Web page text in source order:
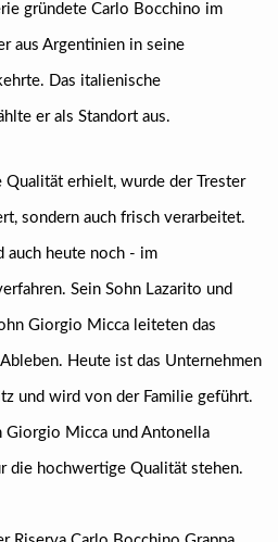
gründete Carlo Bocchino im
aus Argentinien in seine
Das italienische
er als Standort aus.
Qualität erhielt, wurde der Trester
sondern auch frisch verarbeitet.
heute noch - im
Sein Sohn Lazarito und
Giorgio Micca leiteten das
Heute ist das Unternehmen
und wird von der Familie geführt.
Giorgio Micca und Antonella
die hochwertige Qualität stehen.